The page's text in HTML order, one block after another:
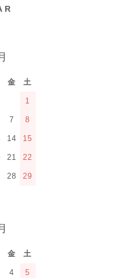
金 土
1
7 8
14 15
21 22
28 29
金 土
4 5